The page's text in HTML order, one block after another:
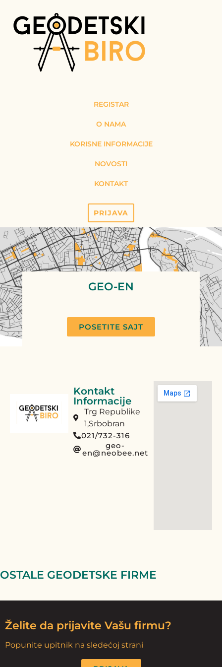
REGISTAR
O NAMA
KORISNE INFORMACIJE
NOVOSTI
KONTAKT
PRIJAVA
GEO-EN
POSETITE SAJT
Kontakt
Informacije
Trg Republike
1,Srbobran
021/732-316
geo-
en@neobee.net
OSTALE GEODETSKE FIRME
Želite da prijavite Vašu firmu?
Popunite upitnik na sledećoj strani